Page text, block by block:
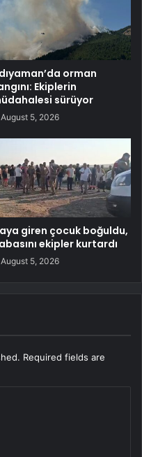
orman
Ekiplerin
sürüyor
August 5, 2026
giren çocuk boğuldu,
ekipler kurtardı
August 5, 2026
Required fields are